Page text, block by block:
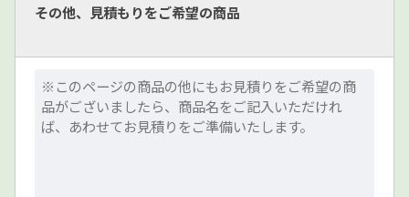
その他、見積もりをご希望の商品